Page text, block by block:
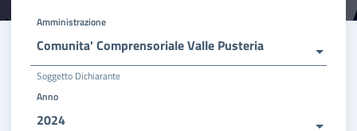
Amministrazione
Comunita' Comprensoriale Valle Pusteria
Soggetto Dichiarante
Anno
2024